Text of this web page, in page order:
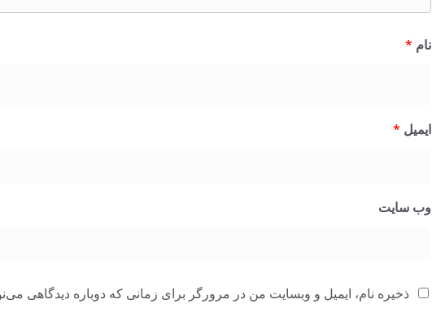
نام *
ایمیل *
وب‌ سایت
ذخیره نام، ایمیل و وبسایت من در مرورگر برای زمانی که دوباره دیدگاهی